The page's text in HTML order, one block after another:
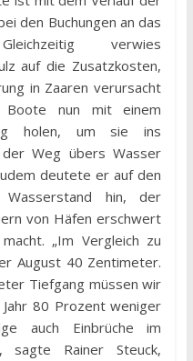
den Buchungen an das
verwies
auf die Zusatzkosten,
in Zaaren verursacht
Boote nun mit einem
holen, um sie ins
Weg übers Wasser
deutete er auf den
Wasserstand hin, der
von Häfen erschwert
„Im Vergleich zu
August 40 Zentimeter.
Tiefgang müssen wir
80 Prozent weniger
auch Einbrüche im
sagte Rainer Steuck,